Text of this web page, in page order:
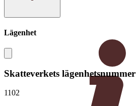
Lägenhet
Skatteverkets lägenhetsnummer
1102